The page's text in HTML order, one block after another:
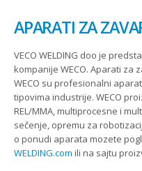
APARATI ZA
VECO WELDING doo je
kompanije WECO. Aparati za
WECO su profesionalni
tipovima industrije. WECO
REL/MMA, multiprocesne i
sečenje, opremu za
o ponudi aparata mozete
WELDING.com ili na sajtu